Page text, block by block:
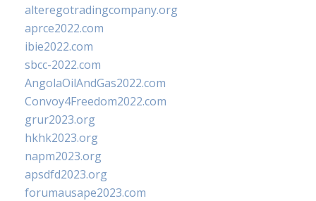
alteregotradingcompany.org
aprce2022.com
ibie2022.com
sbcc-2022.com
AngolaOilAndGas2022.com
Convoy4Freedom2022.com
grur2023.org
hkhk2023.org
napm2023.org
apsdfd2023.org
forumausape2023.com